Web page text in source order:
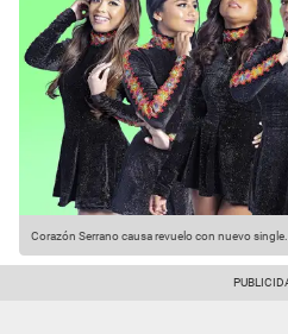
Corazón Serrano causa revuelo con nuevo single.